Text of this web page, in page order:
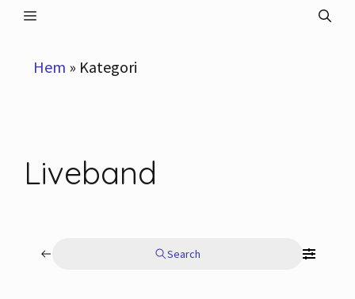
Meny
Hem » Kategori
Liveband
Search